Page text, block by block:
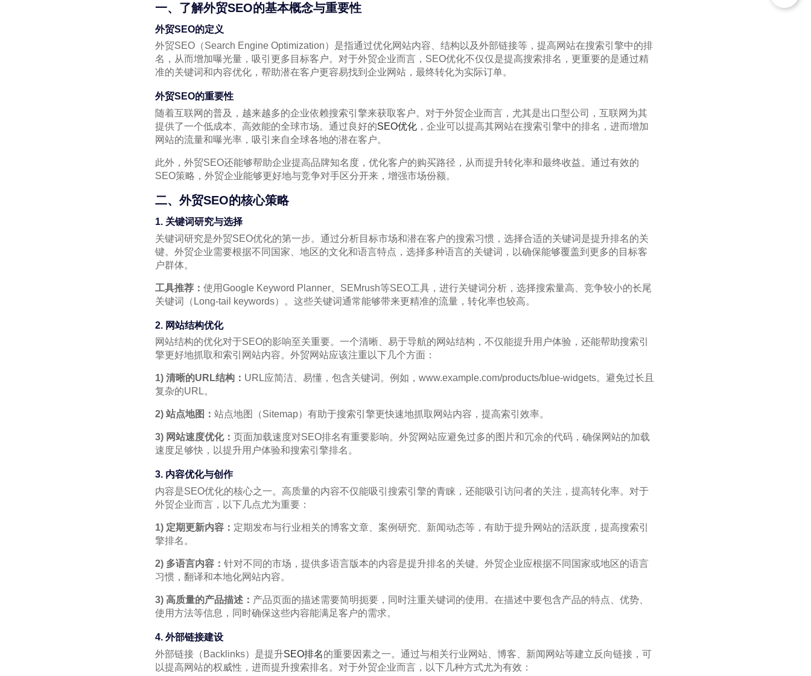
一、了解外贸SEO的基本概念与重要性
外贸SEO的定义
外贸SEO（Search Engine Optimization）是指通过优化网站内容、结构以及外部链接等，提高网站在搜索引擎中的排
名，从而增加曝光量，吸引更多目标客户。对于外贸企业而言，SEO优化不仅仅是提高搜索排名，更重要的是通过精
准的关键词和内容优化，帮助潜在客户更容易找到企业网站，最终转化为实际订单。
外贸SEO的重要性
随着互联网的普及，越来越多的企业依赖搜索引擎来获取客户。对于外贸企业而言，尤其是出口型公司，互联网为其
提供了一个低成本、高效能的全球市场。通过良好的SEO优化 ，企业可以提高其网站在搜索引擎中的排名，进而增加
网站的流量和曝光率，吸引来自全球各地的潜在客户。
此外，外贸SEO还能够帮助企业提高品牌知名度，优化客户的购买路径，从而提升转化率和最终收益。通过有效的
SEO策略，外贸企业能够更好地与竞争对手区分开来，增强市场份额。
二、外贸SEO的核心策略
1. 关键词研究与选择
关键词研究是外贸SEO优化的第一步。通过分析目标市场和潜在客户的搜索习惯，选择合适的关键词是提升排名的关
键。外贸企业需要根据不同国家、地区的文化和语言特点，选择多种语言的关键词，以确保能够覆盖到更多的目标客
户群体。
工具推荐： 使用Google Keyword Planner、SEMrush等SEO工具，进行关键词分析，选择搜索量高、竞争较小的长尾
关键词（Long-tail keywords）。这些关键词通常能够带来更精准的流量，转化率也较高。
2. 网站结构优化
网站结构的优化对于SEO的影响至关重要。一个清晰、易于导航的网站结构，不仅能提升用户体验，还能帮助搜索引
擎更好地抓取和索引网站内容。外贸网站应该注重以下几个方面：
1) 清晰的URL结构： URL应简洁、易懂，包含关键词。例如，www.example.com/products/blue-widgets。避免过长且
复杂的URL。
2) 站点地图： 站点地图（Sitemap）有助于搜索引擎更快速地抓取网站内容，提高索引效率。
3) 网站速度优化： 页面加载速度对SEO排名有重要影响。外贸网站应避免过多的图片和冗余的代码，确保网站的加载
速度足够快，以提升用户体验和搜索引擎排名。
3. 内容优化与创作
内容是SEO优化的核心之一。高质量的内容不仅能吸引搜索引擎的青睐，还能吸引访问者的关注，提高转化率。对于
外贸企业而言，以下几点尤为重要：
1) 定期更新内容： 定期发布与行业相关的博客文章、案例研究、新闻动态等，有助于提升网站的活跃度，提高搜索引
擎排名。
2) 多语言内容： 针对不同的市场，提供多语言版本的内容是提升排名的关键。外贸企业应根据不同国家或地区的语言
习惯，翻译和本地化网站内容。
3) 高质量的产品描述： 产品页面的描述需要简明扼要，同时注重关键词的使用。在描述中要包含产品的特点、优势、
使用方法等信息，同时确保这些内容能满足客户的需求。
4. 外部链接建设
外部链接（Backlinks）是提升SEO排名的重要因素之一。通过与相关行业网站、博客、新闻网站等建立反向链接，可
以提高网站的权威性，进而提升搜索排名。对于外贸企业而言，以下几种方式尤为有效：